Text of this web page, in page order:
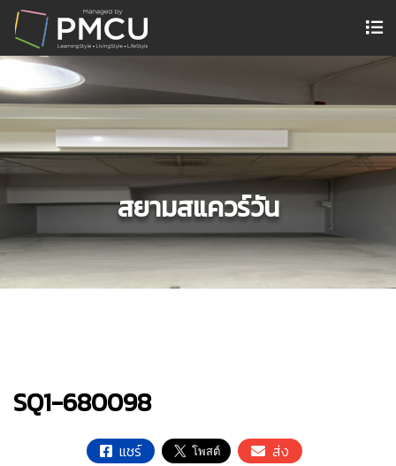
สยามสแควร์วัน
SQ1-680098
แชร์ ส่ง